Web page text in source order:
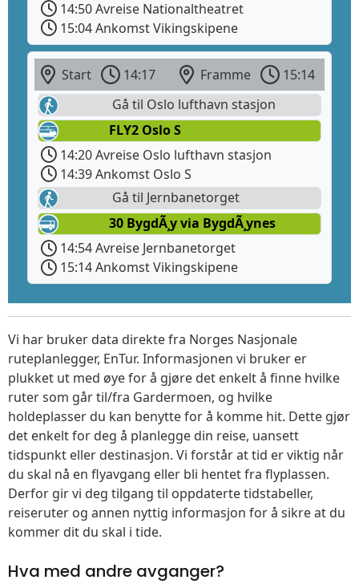
14:50 Avreise Nationaltheatret
15:04 Ankomst Vikingskipene
Start 14:17 Framme
15:14
Gå til Oslo lufthavn stasjon
FLY2 Oslo S
14:20 Avreise Oslo lufthavn stasjon
14:39 Ankomst Oslo S
Gå til Jernbanetorget
30 BygdÃ¸y via BygdÃ¸ynes
14:54 Avreise Jernbanetorget
15:14 Ankomst Vikingskipene
Vi har bruker data direkte fra Norges Nasjonale
ruteplanlegger, EnTur. Informasjonen vi bruker er
plukket ut med øye for å gjøre det enkelt å finne hvilke
ruter som går til/fra Gardermoen, og hvilke
holdeplasser du kan benytte for å komme hit. Dette gjør
det enkelt for deg å planlegge din reise, uansett
tidspunkt eller destinasjon. Vi forstår at tid er viktig når
du skal nå en flyavgang eller bli hentet fra flyplassen.
Derfor gir vi deg tilgang til oppdaterte tidstabeller,
reiseruter og annen nyttig informasjon for å sikre at du
kommer dit du skal i tide.
Hva med andre avganger?